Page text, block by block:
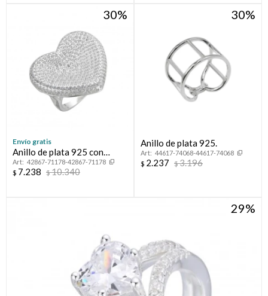
30
Envío gratis
Anillo de plata 925 con
circonias, CORAZON.
42867-71178-42867-71178
$ 7.238 $10.340
30
Anillo de plata 925.
44617-74068-44617-74068
$ 2.237 $3.196
29